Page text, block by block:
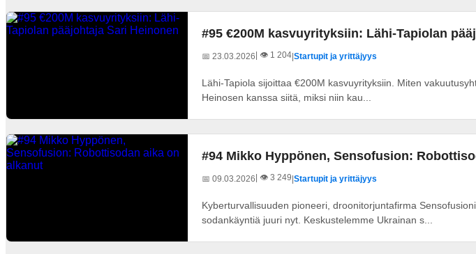
#95 €200M kasvuyrityksiin: Lähi-Tapiolan
📅 23.03.2026 | 👁️ 1 204|Startupit ja yrittäjyys
Lähi-Tapiola sijoittaa €200M kasvuyrityksiin. Miten
Heinosen kanssa siitä, miksi niin kau...
#94 Mikko Hyppönen, Sensofusion:
📅 09.03.2026 | 👁️ 3 249|Startupit ja yrittäjyys
Kyberturvallisuuden pioneeri, droonitorjuntafirma
sodankäyntiä juuri nyt. Keskustelemme Ukrainan s...